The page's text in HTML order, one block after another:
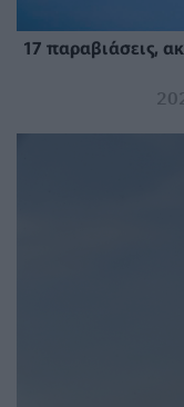
17 παραβιάσεις,